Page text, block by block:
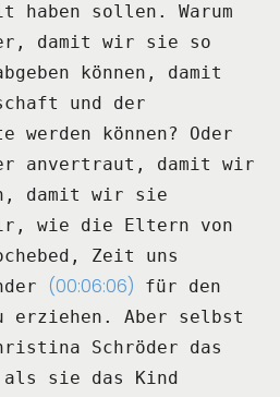
haben sollen.
Warum
damit wir sie so
können, damit
und der
werden können?
Oder
anvertraut, damit wir
damit wir sie
wie die Eltern von
Zeit uns
(00:06:06)
für den
erziehen.
Aber selbst
Schröder das
sie das Kind